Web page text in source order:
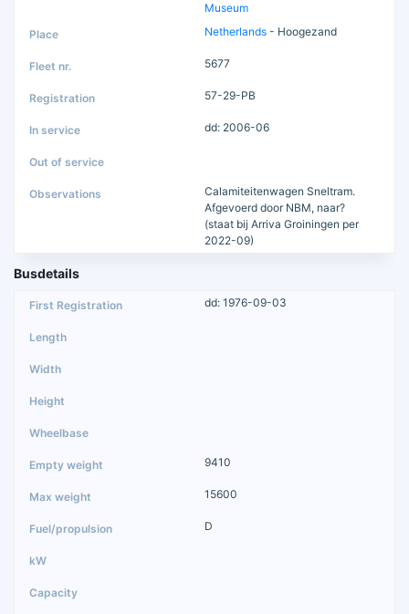
Museum
Netherlands - Hoogezand
5677
57-29-PB
dd: 2006-06
Calamiteitenwagen Sneltram.
Afgevoerd door NBM, naar?
(staat bij Arriva Groiningen per
2022-09)
Busdetails
dd: 1976-09-03
9410
15600
D